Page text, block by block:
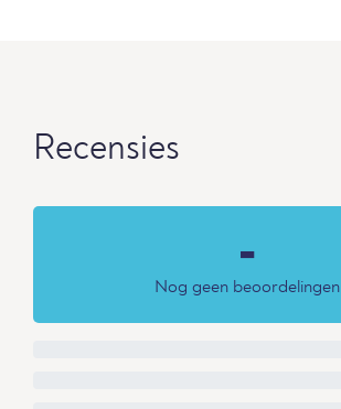
Recensies
-
Nog geen beoordelingen